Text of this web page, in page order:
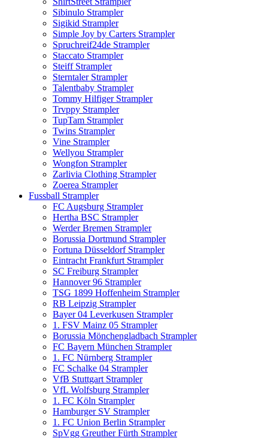
Sibinulo Strampler
Sigikid Strampler
Simple Joy by Carters Strampler
Spruchreif24de Strampler
Staccato Strampler
Steiff Strampler
Sterntaler Strampler
Talentbaby Strampler
Tommy Hilfiger Strampler
Trvppy Strampler
TupTam Strampler
Twins Strampler
Vine Strampler
Wellyou Strampler
Wongfon Strampler
Zarlivia Clothing Strampler
Zoerea Strampler
Fussball Strampler
FC Augsburg Strampler
Hertha BSC Strampler
Werder Bremen Strampler
Borussia Dortmund Strampler
Fortuna Düsseldorf Strampler
Eintracht Frankfurt Strampler
SC Freiburg Strampler
Hannover 96 Strampler
TSG 1899 Hoffenheim Strampler
RB Leipzig Strampler
Bayer 04 Leverkusen Strampler
1. FSV Mainz 05 Strampler
Borussia Mönchengladbach Strampler
FC Bayern München Strampler
1. FC Nürnberg Strampler
FC Schalke 04 Strampler
VfB Stuttgart Strampler
VfL Wolfsburg Strampler
1. FC Köln Strampler
Hamburger SV Strampler
1. FC Union Berlin Strampler
SpVgg Greuther Fürth Strampler